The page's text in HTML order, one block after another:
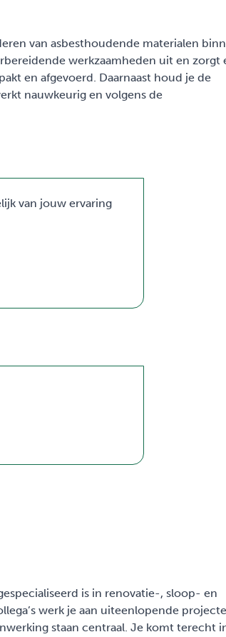
van asbesthoudende materialen
werkzaamheden uit en zorgt
en afgevoerd. Daarnaast houd je de
nauwkeurig en volgens de
van jouw ervaring
is in renovatie-, sloop- en
werk je aan uiteenlopende
staan centraal. Je komt terecht